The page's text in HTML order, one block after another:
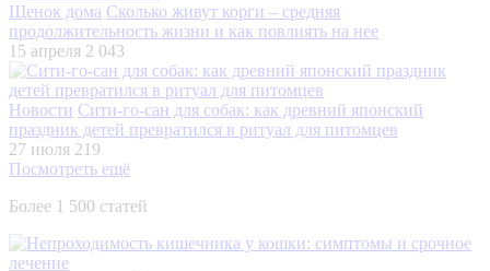
Щенок дома Сколько живут корги – средняя
продолжительность жизни и как повлиять на нее
15 апреля 2 043
Новости Сити-го-сан для собак: как древний японский
праздник детей превратился в ритуал для питомцев
27 июля 219
Посмотреть ещё
Более 1 500 статей